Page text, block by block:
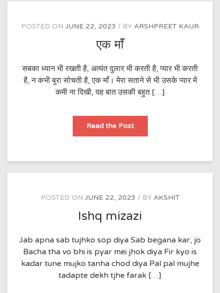
POSTED ON JUNE 22, 2023 BY ARSHPREET KAUR
एक माँ
सबका ध्यान भी रखती है, अत्यंत दुलार भी करती है, प्यार भी करती
है, न कभी बुरा सोचती है, एक माँ। मेरा सताने से भी उसके प्यार में
कमी ना दिखी, यह बात उसकी बहुत […]
Read the Postएक
POSTED ON JUNE 22, 2023 BY AKSHIT
Ishq mizazi
Jab apna sab tujhko sop diya Sab begana kar, jo
Bacha tha vo bhi is pyar mei jhok diya Fir kyo is
kadar tune mujko tanha chod diya Pal pal mujhe
tadapte dekh tjhe farak […]